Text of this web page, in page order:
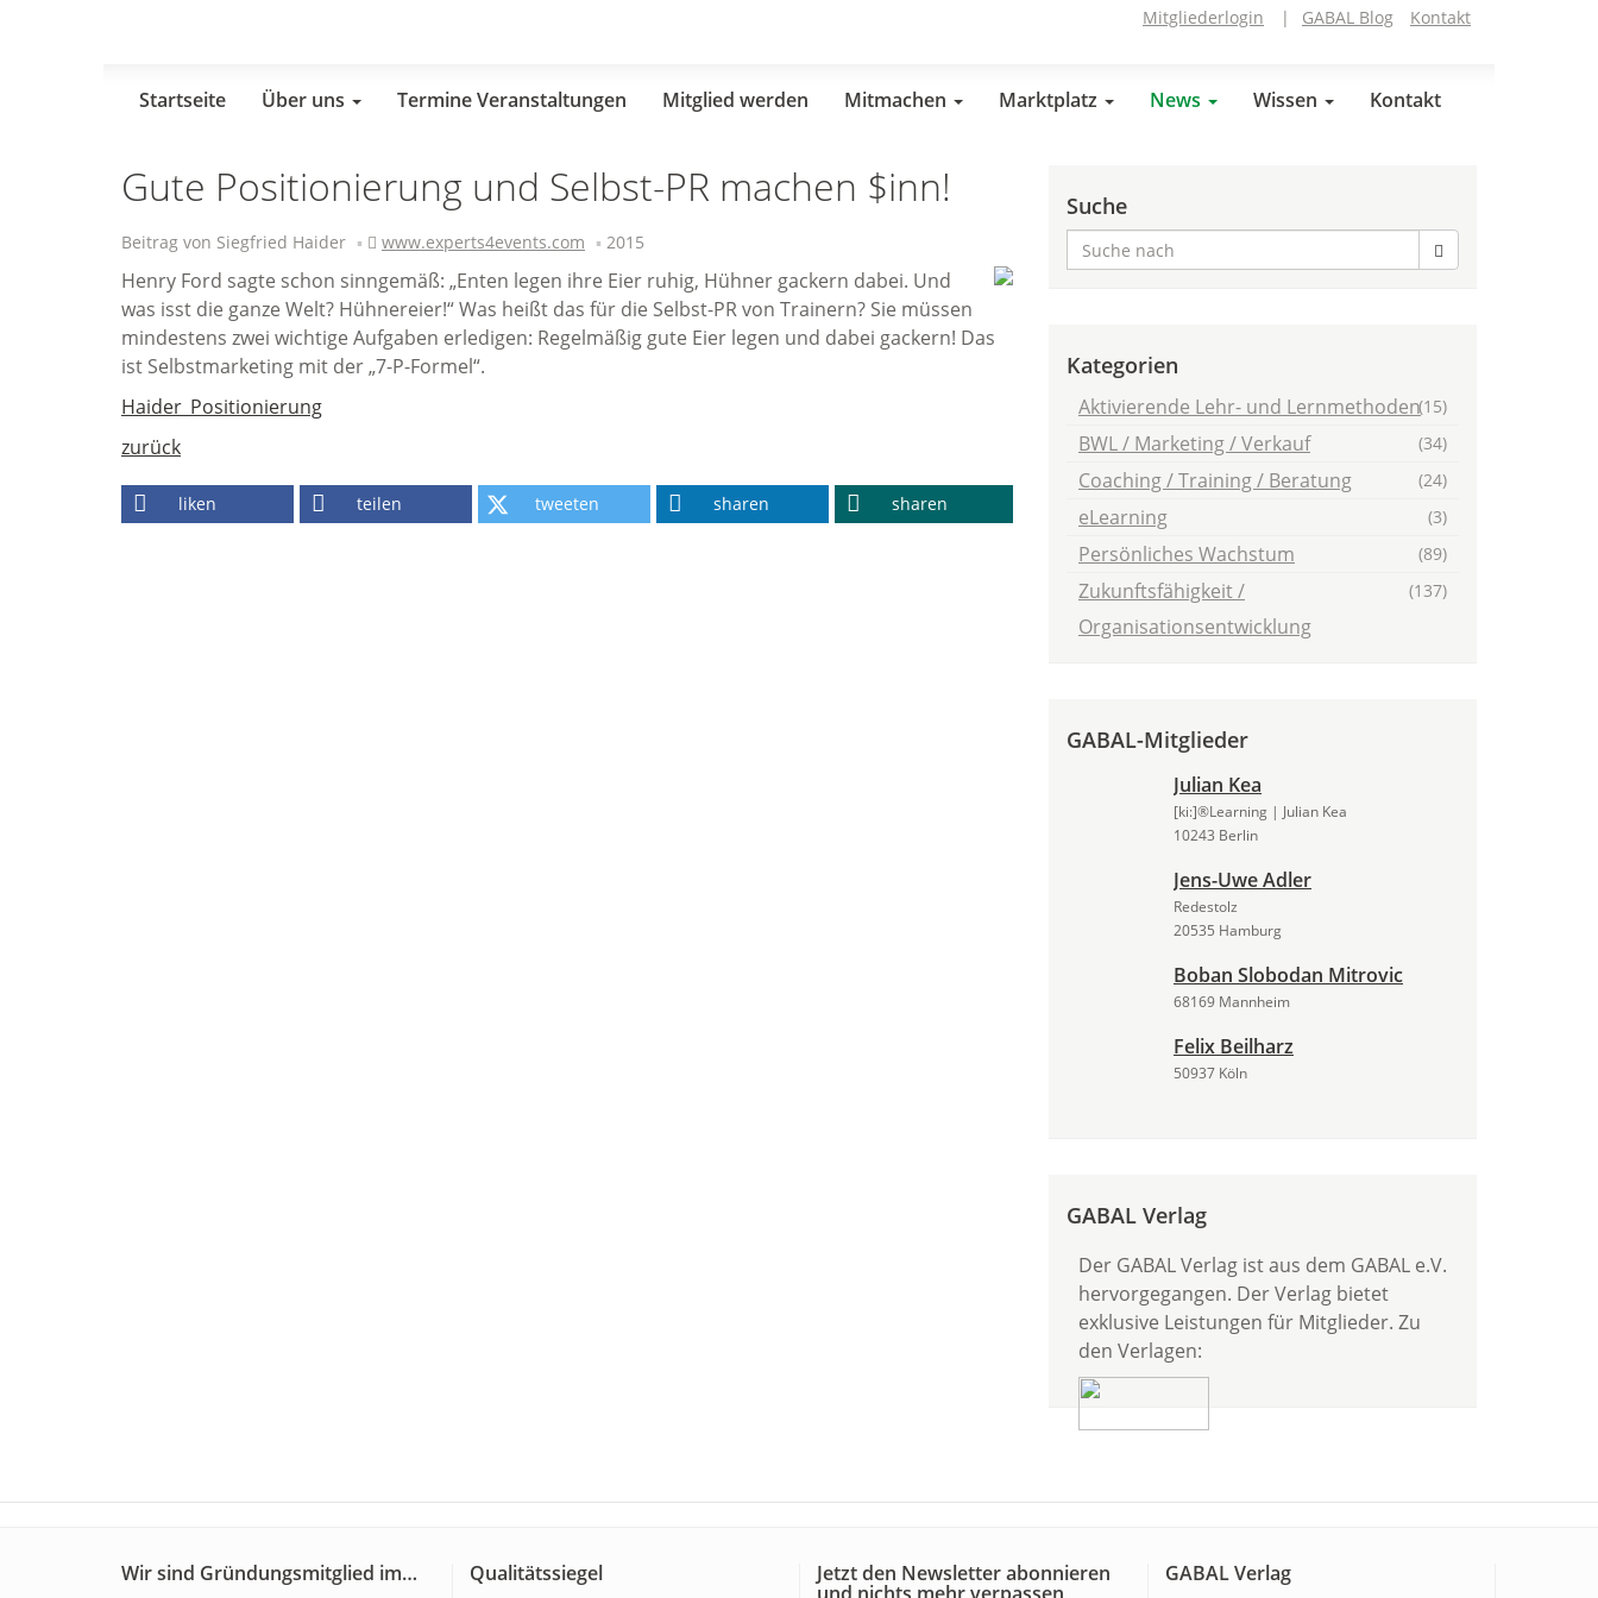
Mitgliederlogin | GABAL Blog Kontakt
Startseite Über uns Termine Veranstaltungen Mitglied werden Mitmachen Marktplatz News Wissen Kontakt
Gute Positionierung und Selbst-PR machen $inn!
Beitrag von Siegfried Haider www.experts4events.com 2015
Henry Ford sagte schon sinngemäß: „Enten legen ihre Eier ruhig, Hühner gackern dabei. Und
was isst die ganze Welt? Hühnereier!“ Was heißt das für die Selbst-PR von Trainern? Sie müssen
mindestens zwei wichtige Aufgaben erledigen: Regelmäßig gute Eier legen und dabei gackern! Das
ist Selbstmarketing mit der „7-P-Formel“.
Haider_Positionierung
zurück
liken teilen tweeten sharen sharen
Suche
Kategorien
Aktivierende Lehr- und Lernmethoden(15)
BWL / Marketing / Verkauf (34)
Coaching / Training / Beratung (24)
eLearning (3)
Persönliches Wachstum (89)
Zukunftsfähigkeit /
Organisationsentwicklung
(137)
GABAL-Mitglieder
Julian Kea
[ki:]®Learning | Julian Kea
10243 Berlin
Jens-Uwe Adler
Redestolz
20535 Hamburg
Boban Slobodan Mitrovic
68169 Mannheim
Felix Beilharz
50937 Köln
GABAL Verlag
Der GABAL Verlag ist aus dem GABAL e.V.
hervorgegangen. Der Verlag bietet
exklusive Leistungen für Mitglieder. Zu
den Verlagen:
Wir sind Gründungsmitglied im… Qualitätssiegel Jetzt den Newsletter abonnieren GABAL Verlag